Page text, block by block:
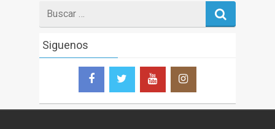
Search
for
Siguenos